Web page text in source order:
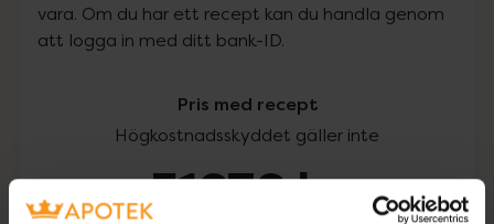
vara. Om du har ett recept kan du handla genom
att logga in med ditt bank-ID.
Pris med recept
Högkostnadsskyddet gäller inte
51676 kr